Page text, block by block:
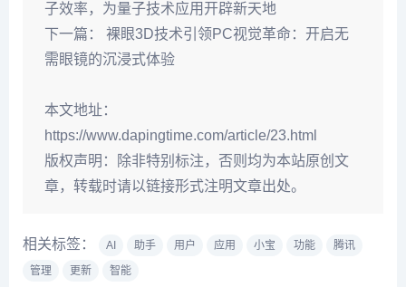
子效率，为量子技术应用开辟新天地
下一篇： 裸眼3D技术引领PC视觉革命：开启无
需眼镜的沉浸式体验
本文地址：
https://www.dapingtime.com/article/23.html
版权声明：
除非特别标注，否则均为本站原创文
章，转载时请以链接形式注明文章出处。
相关标签： AI 助手 用户 应用 小宝 功能
腾讯
管理
更新 智能